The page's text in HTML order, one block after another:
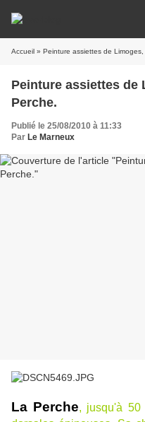
Accueil » Peinture assiettes de Limoges,
Peinture assiettes de
Perche.
Publié le 25/08/2010 à 11:33
Par Le Marneux
La Perche, jusqu'à 50